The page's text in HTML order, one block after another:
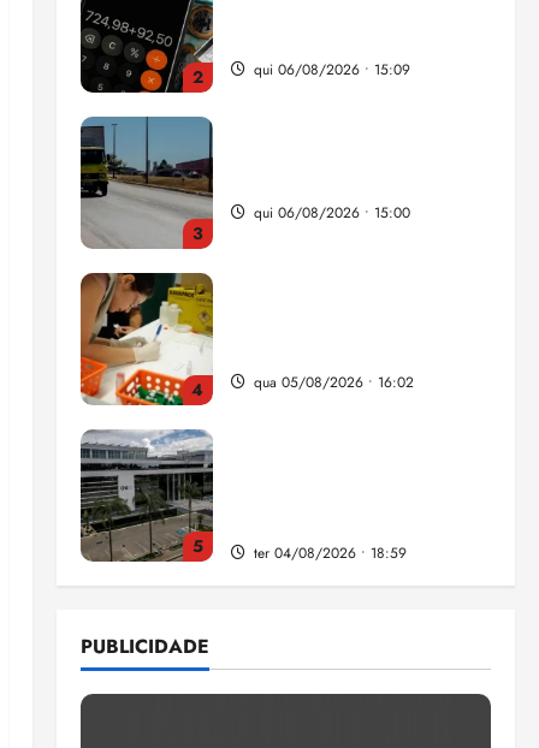
Entenda o que muda com a
4
Estudo sobre hepatites virais
5
aposentadoria compulsória
com música, poesia e grande
Pesquisa mostra que 29,5%
da renda é comprometida
PUBLICIDADE